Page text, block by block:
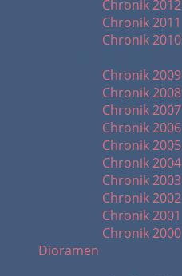
Chronik 2012
Chronik 2011
Chronik 2010
Chronik 2009
Chronik 2008
Chronik 2007
Chronik 2006
Chronik 2005
Chronik 2004
Chronik 2003
Chronik 2002
Chronik 2001
Chronik 2000
Dioramen